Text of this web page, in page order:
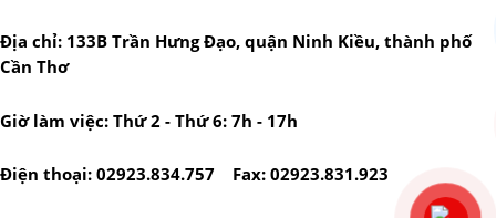
Địa chỉ: 133B Trần Hưng Đạo, quận Ninh Kiều, thành phố
Cần Thơ
Giờ làm việc: Thứ 2 - Thứ 6: 7h - 17h
Điện thoại: 02923.834.757 Fax: 02923.831.923